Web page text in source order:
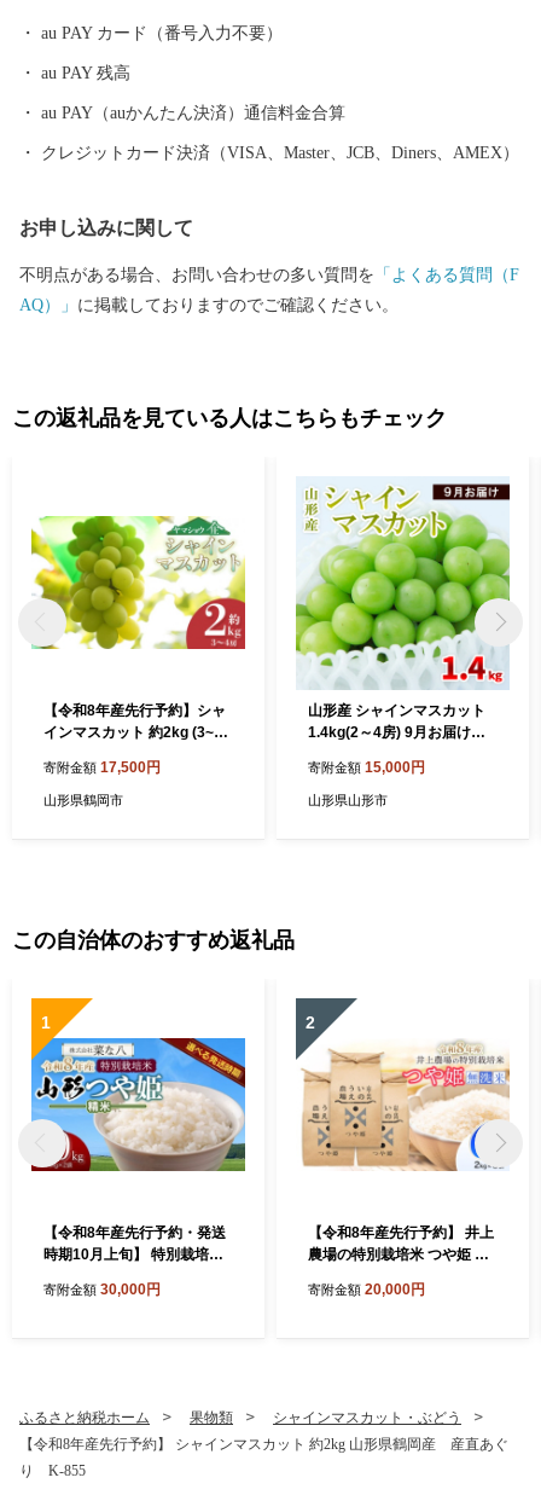
問い合わせ 株式会社チャンピオン(管理業務受託事業者) 営業時間
【平日】10:00〜18:00 ※土日祝祭日はお休みをいただいておりま
す。 TEL: 0120-153-012 E-mail：3012_turuoka@champion.co.jp
au PAY カード（番号入力不要）
au PAY 残高
au PAY（auかんたん決済）通信料金合算
クレジットカード決済（VISA、Master、JCB、Diners、AMEX）
お申し込みに関して
不明点がある場合、お問い合わせの多い質問を 「よくある質問（F
AQ）」 に掲載しておりますのでご確認ください。
この返礼品を見ている人はこちらもチェック
【令和8年産先行予約】シャ
インマスカット 約2kg (3~4
ョウ
寄附金額 17,500円
山形県鶴岡市
山形産 シャインマスカット
1.4kg(2～4房) 9月お届け
-855
寄附金額 15,000円
山形県山形市
この自治体のおすすめ返礼品
1
【令和8年産先行予約・発送
時期10月上旬】 特別栽培米
2) 山形県鶴岡市産 株式会
寄附金額 30,000円
2
【令和8年産先行予約】 井上
農場の特別栽培米 つや姫 無
56 山形県鶴岡市
寄附金額 20,000円
ふるさと納税ホーム 果物類
シャインマスカット・ぶどう
【令和8年産先行予約】 シャインマスカット 約2kg 山形県鶴岡産 産直あぐ
り K-855